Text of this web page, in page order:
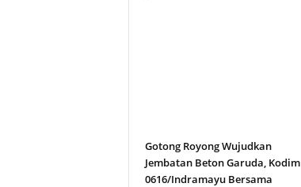
Gotong Royong Wujudkan
Jembatan Beton Garuda, Kodim
0616/Indramayu Bersama